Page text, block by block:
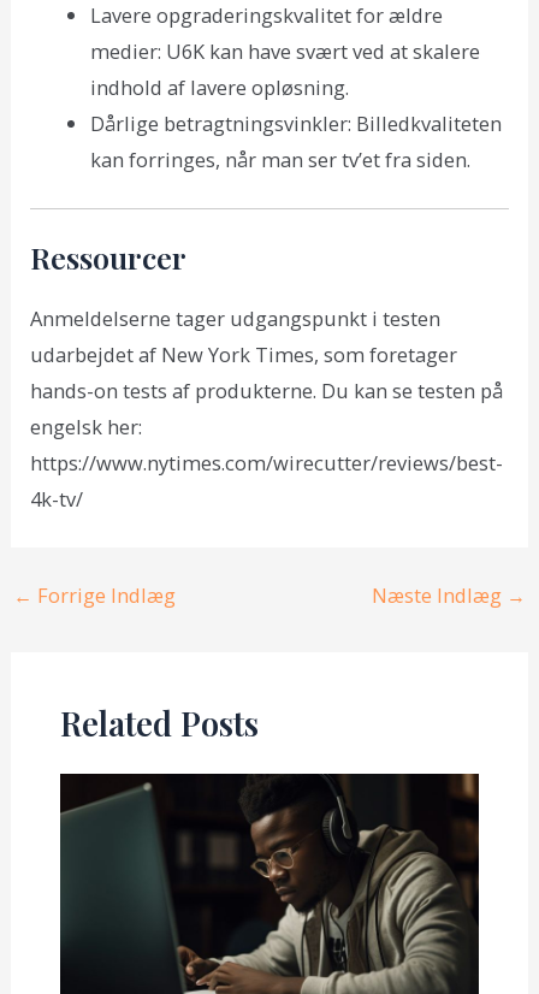
Lavere opgraderingskvalitet for ældre
medier: U6K kan have svært ved at skalere
indhold af lavere opløsning.
Dårlige betragtningsvinkler: Billedkvaliteten
kan forringes, når man ser tv’et fra siden.
Ressourcer
Anmeldelserne tager udgangspunkt i testen
udarbejdet af New York Times, som foretager
hands-on tests af produkterne. Du kan se testen på
engelsk her:
https://www.nytimes.com/wirecutter/reviews/best-
4k-tv/
Post
← Forrige Indlæg Næste Indlæg →
Related Posts